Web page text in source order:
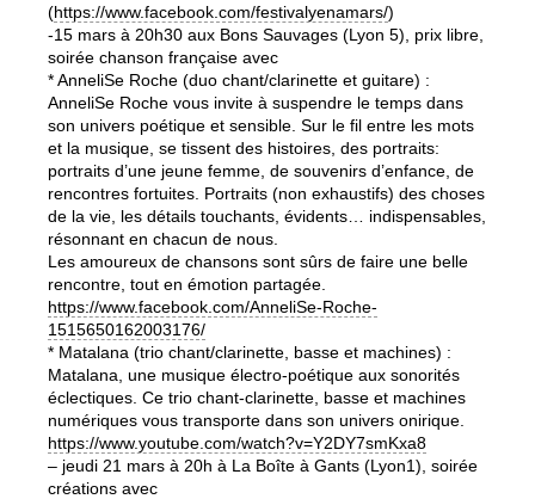
(https://www.facebook.com/festivalyenamars/)
-15 mars à 20h30 aux Bons Sauvages (Lyon 5), prix libre,
soirée chanson française avec
* AnneliSe Roche (duo chant/clarinette et guitare) :
AnneliSe Roche vous invite à suspendre le temps dans
son univers poétique et sensible. Sur le fil entre les mots
et la musique, se tissent des histoires, des portraits:
portraits d’une jeune femme, de souvenirs d’enfance, de
rencontres fortuites. Portraits (non exhaustifs) des choses
de la vie, les détails touchants, évidents… indispensables,
résonnant en chacun de nous.
Les amoureux de chansons sont sûrs de faire une belle
rencontre, tout en émotion partagée.
https://www.facebook.com/AnneliSe-Roche-
1515650162003176/
* Matalana (trio chant/clarinette, basse et machines) :
Matalana, une musique électro-poétique aux sonorités
éclectiques. Ce trio chant-clarinette, basse et machines
numériques vous transporte dans son univers onirique.
https://www.youtube.com/watch?v=Y2DY7smKxa8
– jeudi 21 mars à 20h à La Boîte à Gants (Lyon1), soirée
créations avec